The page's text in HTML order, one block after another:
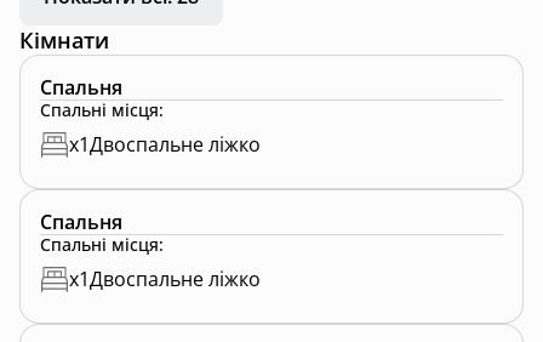
Кімнати
Спальня
Спальні місця:
x1Двоспальне ліжко
Спальня
Спальні місця:
x1Двоспальне ліжко